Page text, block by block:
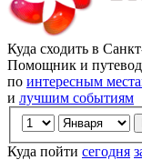
Куда сходить в
Помощник и
по интересным
и лучшим событиям
Куда пойти сегодня